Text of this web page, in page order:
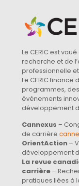
Le CERIC est
recherche et de
professionnelle
Le CERIC
programmes,
événements
développement
Cannexus –
de carrière
OrientAction –
développement
La revue
carrière –
pratiques liées à